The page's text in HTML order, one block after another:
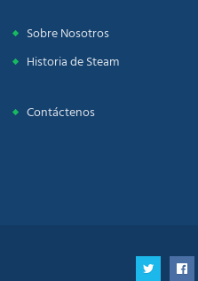
Sobre Nosotros
Historia de Steam
Contáctenos